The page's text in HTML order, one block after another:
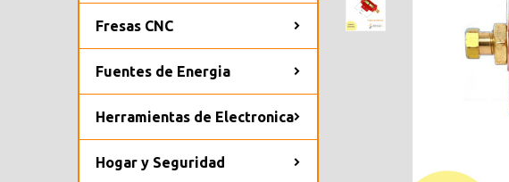
Fresas CNC
Fuentes de Energia
Herramientas de Electronica
Hogar y Seguridad